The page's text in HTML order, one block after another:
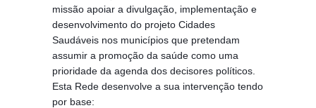
missão apoiar a divulgação, implementação e
desenvolvimento do projeto Cidades
Saudáveis nos municípios que pretendam
assumir a promoção da saúde como uma
prioridade da agenda dos decisores políticos.
Esta Rede desenvolve a sua intervenção tendo
por base: